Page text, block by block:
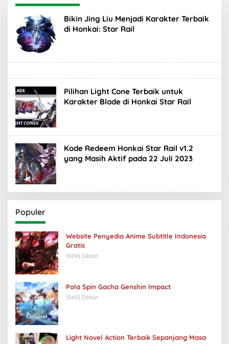
Bikin Jing Liu Menjadi Karakter Terbaik
di Honkai: Star Rail
Pilihan Light Cone Terbaik untuk
Karakter Blade di Honkai Star Rail
Kode Redeem Honkai Star Rail v1.2
yang Masih Aktif pada 22 Juli 2023
Populer
Website Penyedia Anime Subtitle Indonesia
Gratis
19296 Dilihat
Pola Spin Gacha Genshin Impact
15493 Dilihat
Light Novel Action Terbaik Sepanjang Masa